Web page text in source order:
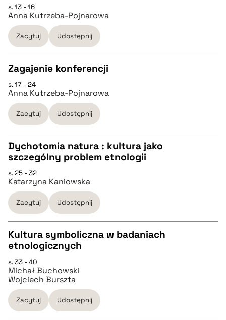
s. 13 - 16
Anna Kutrzeba-Pojnarowa
Zacytuj Udostępnij
CZYSTY TEKST
pobierz cytat
BIBTEX
pobierz cytat
Zagajenie konferencji
s. 17 - 24
Anna Kutrzeba-Pojnarowa
Zacytuj Udostępnij
CZYSTY TEKST
pobierz cytat
BIBTEX
pobierz cytat
Dychotomia natura : kultura jako
szczególny problem etnologii
s. 25 - 32
Katarzyna Kaniowska
Zacytuj Udostępnij
CZYSTY TEKST
pobierz cytat
BIBTEX
Kultura symboliczna w badaniach
etnologicznych
s. 33 - 40
Michał Buchowski
Wojciech Burszta
Zacytuj Udostępnij